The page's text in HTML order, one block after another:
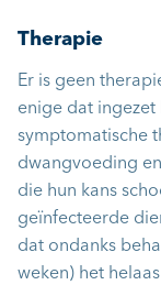
Therapie
Er is geen
enige dat ingezet
symptomatische
dwangvoeding
die hun kans
geïnfecteerde
dat ondanks
weken) het